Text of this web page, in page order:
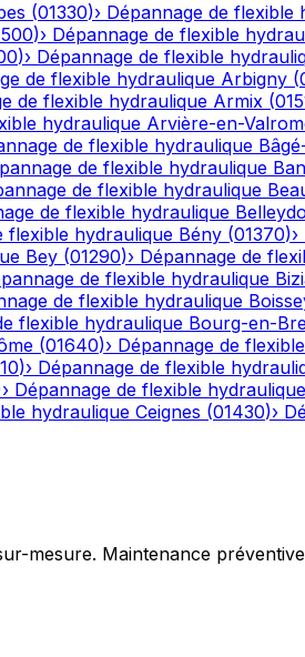
(01330)› Dépannage de flexible
)› Dépannage de flexible
)› Dépannage de flexible
de flexible hydraulique Arbigny (
de flexible hydraulique Armix (
hydraulique Arvière-en-
de flexible hydraulique
de flexible hydraulique
de flexible hydraulique
de flexible hydraulique
flexible hydraulique Bény (01370)›
Bey (01290)› Dépannage de
de flexible hydraulique
de flexible hydraulique
flexible hydraulique Bourg-en-
(01640)› Dépannage de
)› Dépannage de flexible
› Dépannage de flexible hydraulique
hydraulique Ceignes (01430)›
mesure. Maintenance